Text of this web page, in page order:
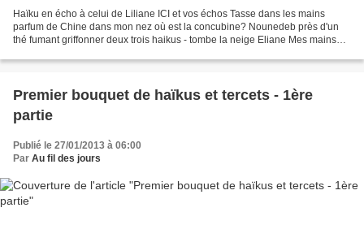
Haïku en écho à celui de Liliane ICI et vos échos Tasse dans les mains
parfum de Chine dans mon nez où est la concubine? Nounedeb près d'un
thé fumant griffonner deux trois haikus - tombe la neige Eliane Mes mains
Premier bouquet de haïkus et tercets - 1ère
partie
Publié le 27/01/2013 à 06:00
Par Au fil des jours